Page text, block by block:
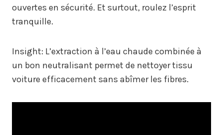
ouvertes en sécurité. Et surtout, roulez l’esprit
tranquille.
Insight: L’extraction à l’eau chaude combinée à
un bon neutralisant permet de nettoyer tissu
voiture efficacement sans abîmer les fibres.